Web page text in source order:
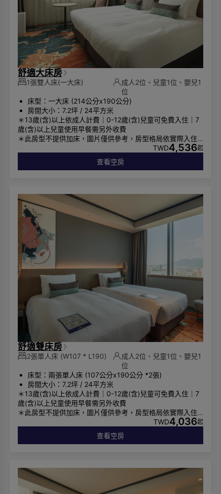
舒適大床房
1張雙人床(一大床)
成人2位、兒童1位、嬰兒1
位
床型：一大床 (214公分x190公分)
房間大小：7.2坪 / 24平方米
＊13歲(含)以上依成人計費｜0-12歲(含)兒童可免費入住｜7
歲(含)以上兒童使用早餐需另外收費
＊此房型不提供加床，圖片僅供參考，房型格局依實際入住
TWD4,536起
查看空房
舒適雙床房
2張單人床 (W107 * L190)
成人2位、兒童1位、嬰兒1
位
床型：兩張單人床 (107公分x190公分 *2張)
房間大小：7.2坪 / 24平方米
＊13歲(含)以上依成人計費｜0-12歲(含)兒童可免費入住｜7
歲(含)以上兒童使用早餐需另外收費
＊此房型不提供加床，圖片僅供參考，房型格局依實際入住
※ 因飯店鄰近台北市博愛警備管制區，故配合政府規定，部
分房間對外窗設有「視覺控制膜」，非面向總統府方向仍可
TWD4,036起
查看空房